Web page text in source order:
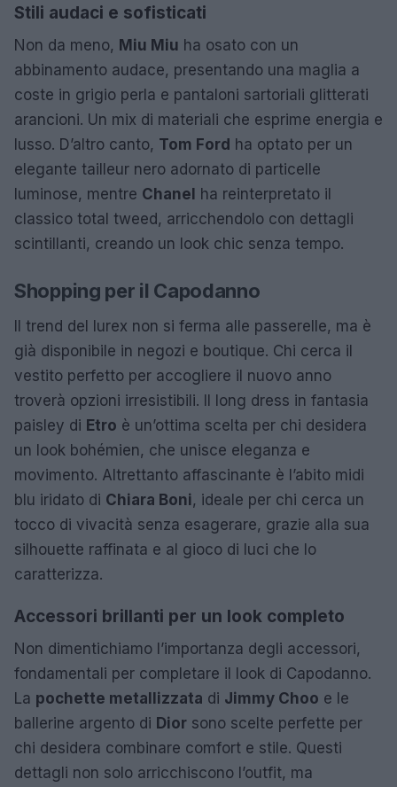
Stili audaci e sofisticati
Non da meno, Miu Miu ha osato con un
abbinamento audace, presentando una maglia a
coste in grigio perla e pantaloni sartoriali glitterati
arancioni. Un mix di materiali che esprime energia e
lusso. D’altro canto, Tom Ford ha optato per un
elegante tailleur nero adornato di particelle
luminose, mentre Chanel ha reinterpretato il
classico total tweed, arricchendolo con dettagli
scintillanti, creando un look chic senza tempo.
Shopping per il Capodanno
Il trend del lurex non si ferma alle passerelle, ma è
già disponibile in negozi e boutique. Chi cerca il
vestito perfetto per accogliere il nuovo anno
troverà opzioni irresistibili. Il long dress in fantasia
paisley di Etro è un’ottima scelta per chi desidera
un look bohémien, che unisce eleganza e
movimento. Altrettanto affascinante è l’abito midi
blu iridato di Chiara Boni, ideale per chi cerca un
tocco di vivacità senza esagerare, grazie alla sua
silhouette raffinata e al gioco di luci che lo
caratterizza.
Accessori brillanti per un look completo
Non dimentichiamo l’importanza degli accessori,
fondamentali per completare il look di Capodanno.
La pochette metallizzata di Jimmy Choo e le
ballerine argento di Dior sono scelte perfette per
chi desidera combinare comfort e stile. Questi
dettagli non solo arricchiscono l’outfit, ma